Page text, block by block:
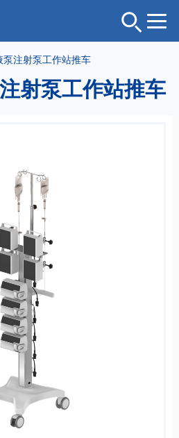
泵注射泵工作站推车
射泵工作站推车